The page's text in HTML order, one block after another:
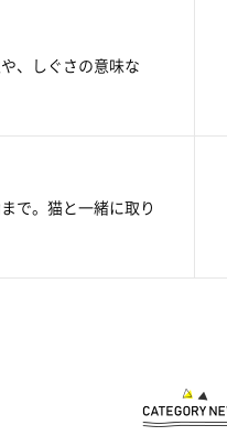
、しぐさの意味な
で。猫と一緒に取り